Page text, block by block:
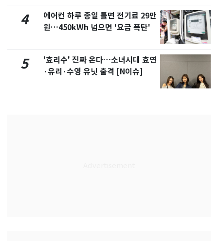
4
에어컨 하루 종일 틀면 전기료 29만
원…450kWh 넘으면 '요금 폭탄'
5
'효리수' 진짜 온다…소녀시대 효연
·유리·수영 유닛 출격 [N이슈]